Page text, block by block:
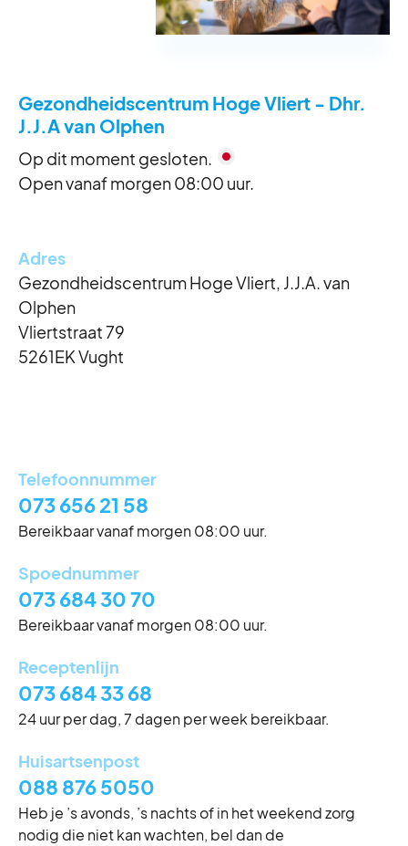
Gezondheidscentrum Hoge Vliert - Dhr.
J.J.A van Olphen
Op dit moment gesloten.
Open vanaf morgen 08:00 uur.
Adres
Gezondheidscentrum Hoge Vliert, J.J.A. van
Olphen
Vliertstraat 79
5261EK Vught
Telefoonnummer
073 656 21 58
Bereikbaar vanaf morgen 08:00 uur.
Spoednummer
073 684 30 70
Bereikbaar vanaf morgen 08:00 uur.
Receptenlijn
073 684 33 68
24 uur per dag, 7 dagen per week bereikbaar.
Huisartsenpost
088 876 5050
Heb je ’s avonds, ’s nachts of in het weekend zorg
nodig die niet kan wachten, bel dan de
Reguliere openingstijden
Maandag
Dinsdag
Woensdag
Zaterdag
Zondag
Gesloten
Tussen 10.00-10.30 en 12.00-14.00 zijn we
telefonisch alleen bereikbaar voor spoed. Onze balie is
Eerste kerstdag
Vrijdag 25 december
Zaterdag 26 december